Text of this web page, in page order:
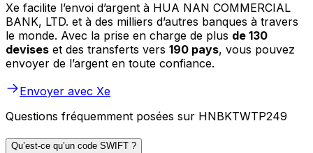
Xe facilite l’envoi d’argent à HUA NAN COMMERCIAL
BANK, LTD. et à des milliers d’autres banques à travers
le monde. Avec la prise en charge de plus de 130
devises et des transferts vers 190 pays, vous pouvez
envoyer de l’argent en toute confiance.
Envoyer avec Xe
Questions fréquemment posées sur HNBKTWTP249
Qu’est-ce qu’un code SWIFT ?